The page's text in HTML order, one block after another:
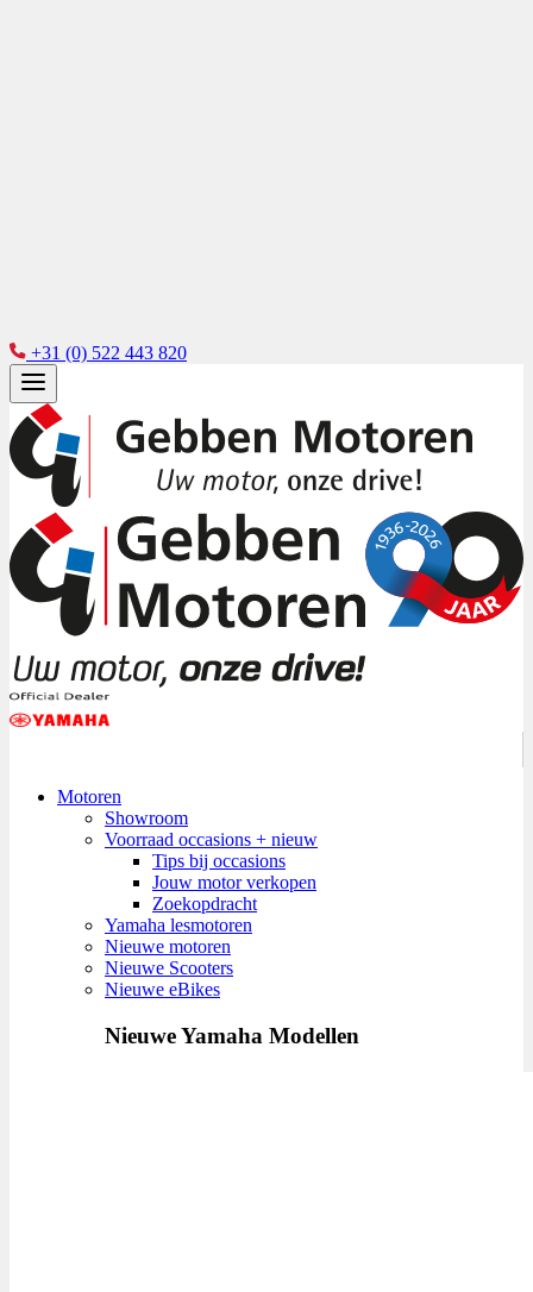
+31 (0) 522 443 820
Motoren
Showroom
Voorraad occasions + nieuw
Tips bij occasions
Jouw motor verkopen
Zoekopdracht
Yamaha lesmotoren
Nieuwe motoren
Nieuwe Scooters
Nieuwe eBikes
Nieuwe Yamaha Modellen